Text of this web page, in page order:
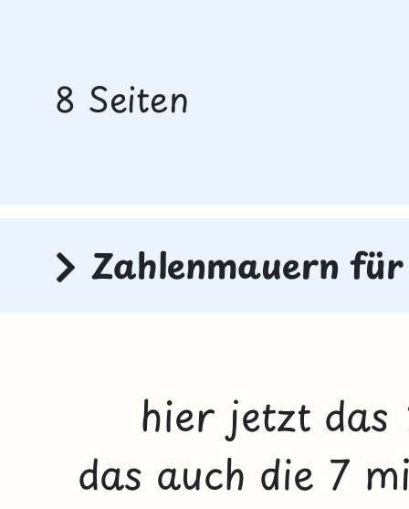
8 Seiten
Zahlenmauern
hier jetzt das
das auch die 7